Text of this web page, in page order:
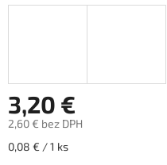
3,20 €
2,60 € bez DPH
Jednotková
0,08 € / 1 ks